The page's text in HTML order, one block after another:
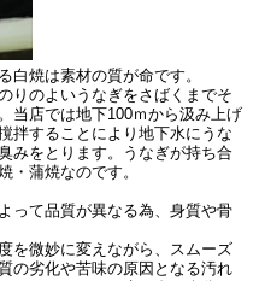
白焼は素材の質が命です。
りのよいうなぎをさばくまでそ
当店では地下100ｍから汲み上げ
拌することにより地下水にうな
みをとります。うなぎが持ち合
・蒲焼なのです。
って品質が異なる為、身質や骨
を微妙に変えながら、スムーズ
の劣化や苦味の原因となる汚れ